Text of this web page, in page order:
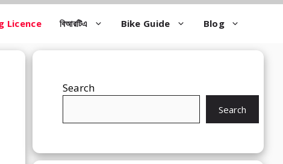
Licence বিআরটিএ Bike Guide Blog
Search
Search